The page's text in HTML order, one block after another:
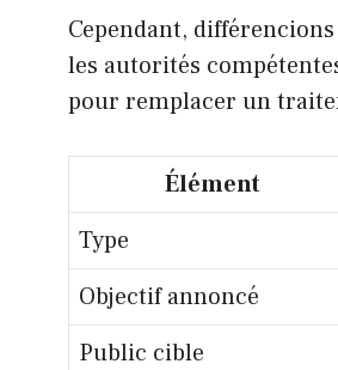
Cependant,
les autorités
pour remplacer un
Élément
Type
Objectif annoncé
Public cible